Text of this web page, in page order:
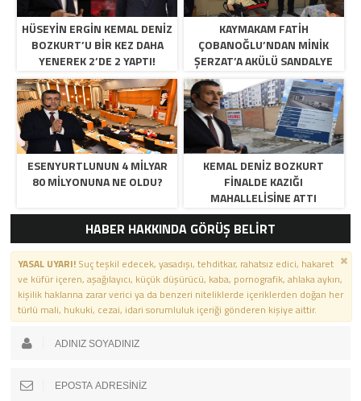
HÜSEYİN ERGİN KEMAL DENİZ
BOZKURT’U BİR KEZ DAHA
YENEREK 2’DE 2 YAPTI!
KAYMAKAM FATIH
ÇOBANOĞLU’NDAN MINIK
ŞERZAT’A AKÜLÜ SANDALYE
ESENYURTLUNUN 4 MİLYAR
80 MİLYONUNA NE OLDU?
KEMAL DENİZ BOZKURT
FİNALDE KAZIĞI
MAHALLELİSİNE ATTI
HABER HAKKINDA GÖRÜŞ BELİRT
YASAL UYARI! Suç teşkil edecek, yasadışı, tehditkar, rahatsız edici, hakaret
ve küfür içeren, aşağılayıcı, küçük düşürücü, kaba, pornografik, ahlaka aykırı,
kişilik haklarına zarar verici ya da benzeri niteliklerde içeriklerden doğan her
türlü mali, hukuki, cezai, idari sorumluluk içeriği gönderen kişiye aittir.